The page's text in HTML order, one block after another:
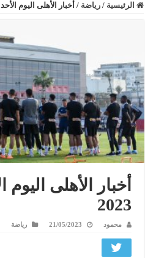
الرئيسية / رياضة / أخبار الأهلى اليوم الأحد 21 / 5 / 2023
2023
محمود 21/05/2023 رياضة